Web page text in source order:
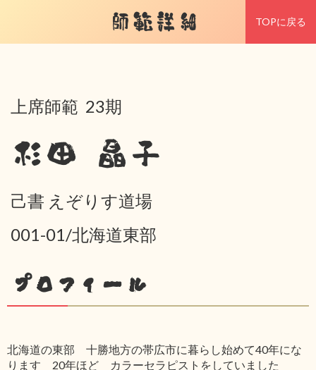
師範詳細 TOPに戻る
上席師範 23期
杉田 晶子
己書 えぞりす道場
001-01/北海道東部
プロフィール
北海道の東部 十勝地方の帯広市に暮らし始めて40年にな
ります 20年ほど カラーセラピストをしていました